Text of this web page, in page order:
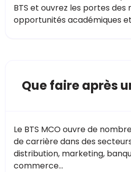
BTS et ouvrez les portes des
opportunités académiques
Que faire après
Le BTS MCO ouvre de
de carrière dans des
distribution, marketing,
commerce…